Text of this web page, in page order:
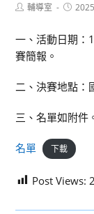
Post輔導室
Post
一、活動日期：
賽簡報。
二、決賽地點：
三、名單如附件
名單 下載
Post Views: